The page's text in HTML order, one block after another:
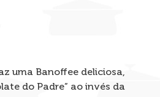
uma Banoffee deliciosa,
do Padre” ao invés da